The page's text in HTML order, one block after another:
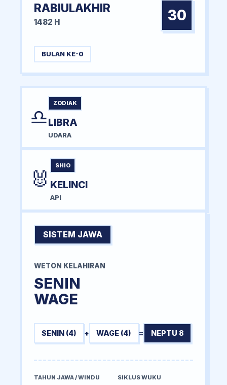
RABIULAKHIR
1482 H 30
BULAN KE-0
♎
ZODIAK
LIBRA
UDARA
🐰
SHIO
KELINCI
API
SISTEM JAWA
WETON KELAHIRAN
SENIN
WAGE
SENIN (4) + WAGE (4) = NEPTU 8
TAHUN JAWA / WINDU SIKLUS WUKU